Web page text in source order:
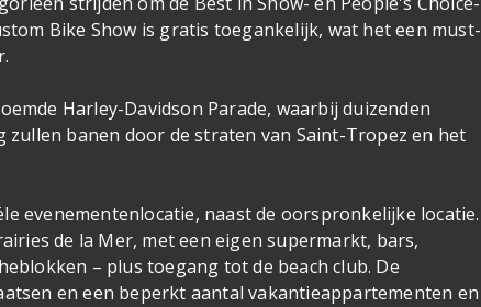
Bike Show is gratis toegankelijk, wat het een must-
Harley-Davidson Parade, waarbij duizenden
banen door de straten van Saint-Tropez en het
evenementenlocatie, naast de oorspronkelijke locatie.
de la Mer, met een eigen supermarkt, bars,
– plus toegang tot de beach club. De
en een beperkt aantal vakantieappartementen en